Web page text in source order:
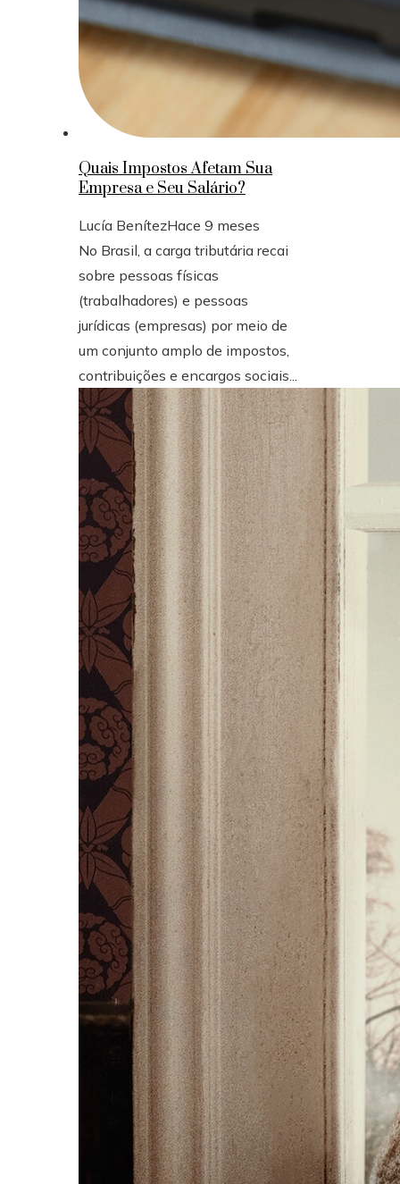
Quais Impostos Afetam Sua
Empresa e Seu Salário?
Lucía BenítezHace 9 meses
No Brasil, a carga tributária recai
sobre pessoas físicas
(trabalhadores) e pessoas
jurídicas (empresas) por meio de
um conjunto amplo de impostos,
contribuições e encargos sociais...